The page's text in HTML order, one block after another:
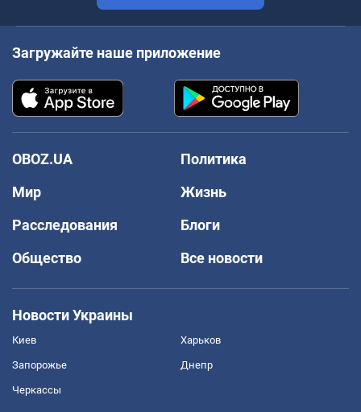
Загружайте наше приложение
OBOZ.UA
Политика
Мир
Жизнь
Расследования
Блоги
Общество
Все новости
Новости Украины
Киев Харьков
Запорожье Днепр
Черкассы